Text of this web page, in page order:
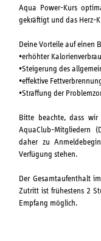
Aqua Power-Kurs
gekräftigt und das Herz-
Deine Vorteile auf einen
•erhöhter
•Steigerung des
•effektive
•Straffung der
Bitte beachte, dass
AquaClub-Mitgliedern
daher zu
Verfügung stehen.
Der Gesamtaufenthalt
Zutritt ist frühestens 2
Empfang möglich.